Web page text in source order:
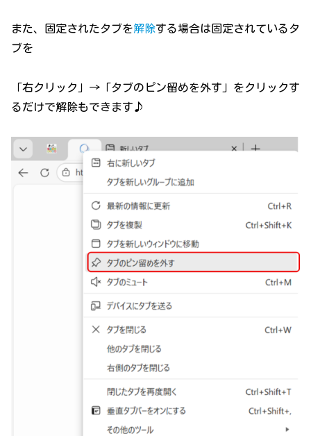
また、固定されたタブを解除する場合は固定されているタ
ブを
「右クリック」→「タブのピン留めを外す」をクリックす
るだけで解除もできます♪